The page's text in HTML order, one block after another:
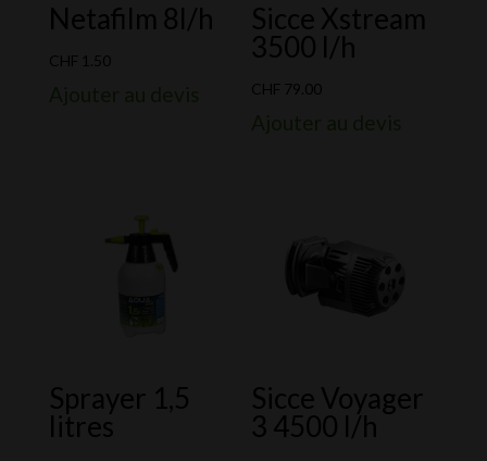
Netafilm 8l/h
CHF 1.50
Sicce Xstream
3500 l/h
CHF 79.00
Sprayer 1,5
litres
Sicce Voyager
3 4500 l/h